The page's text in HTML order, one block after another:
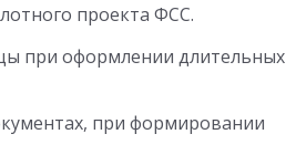
проекта ФСС.
при оформлении длительных
при формировании